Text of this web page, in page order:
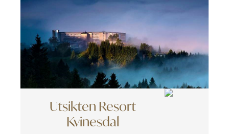
Utsikten Resort
Kvinesdal